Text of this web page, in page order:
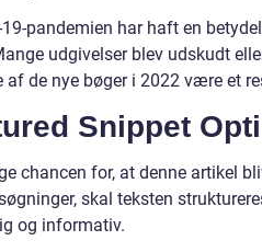
19-pandemien har haft en
udgivelser blev udskudt
af de nye bøger i 2022 være et
Snippet
chancen for, at denne artikel
skal teksten
og informativ.